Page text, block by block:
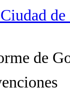
de